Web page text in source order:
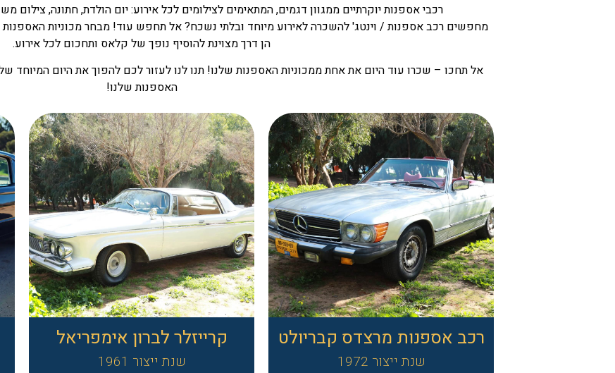
רכבי אספנות יוקרתיים ממגוון דגמים, המתאימים לצילומים לכל אירוע: יום הולדת, חתונה, צילום
מחפשים רכב אספנות / וינטג' להשכרה לאירוע מיוחד ובלתי נשכח? אל תחפש עוד! מבחר מכוניות האספנות
הן דרך מצוינת להוסיף נופך של קלאס ותחכום לכל אירוע.
אל תחכו – שכרו עוד היום את אחת ממכוניות האספנות שלנו! תנו לנו לעזור לכם להפוך את היום המיוחד
האספנות שלנו!
רכב אספנות מרצדס קבריולט
שנת ייצור 1972
קרייזלר לברון אימפריאל
שנת ייצור 1961